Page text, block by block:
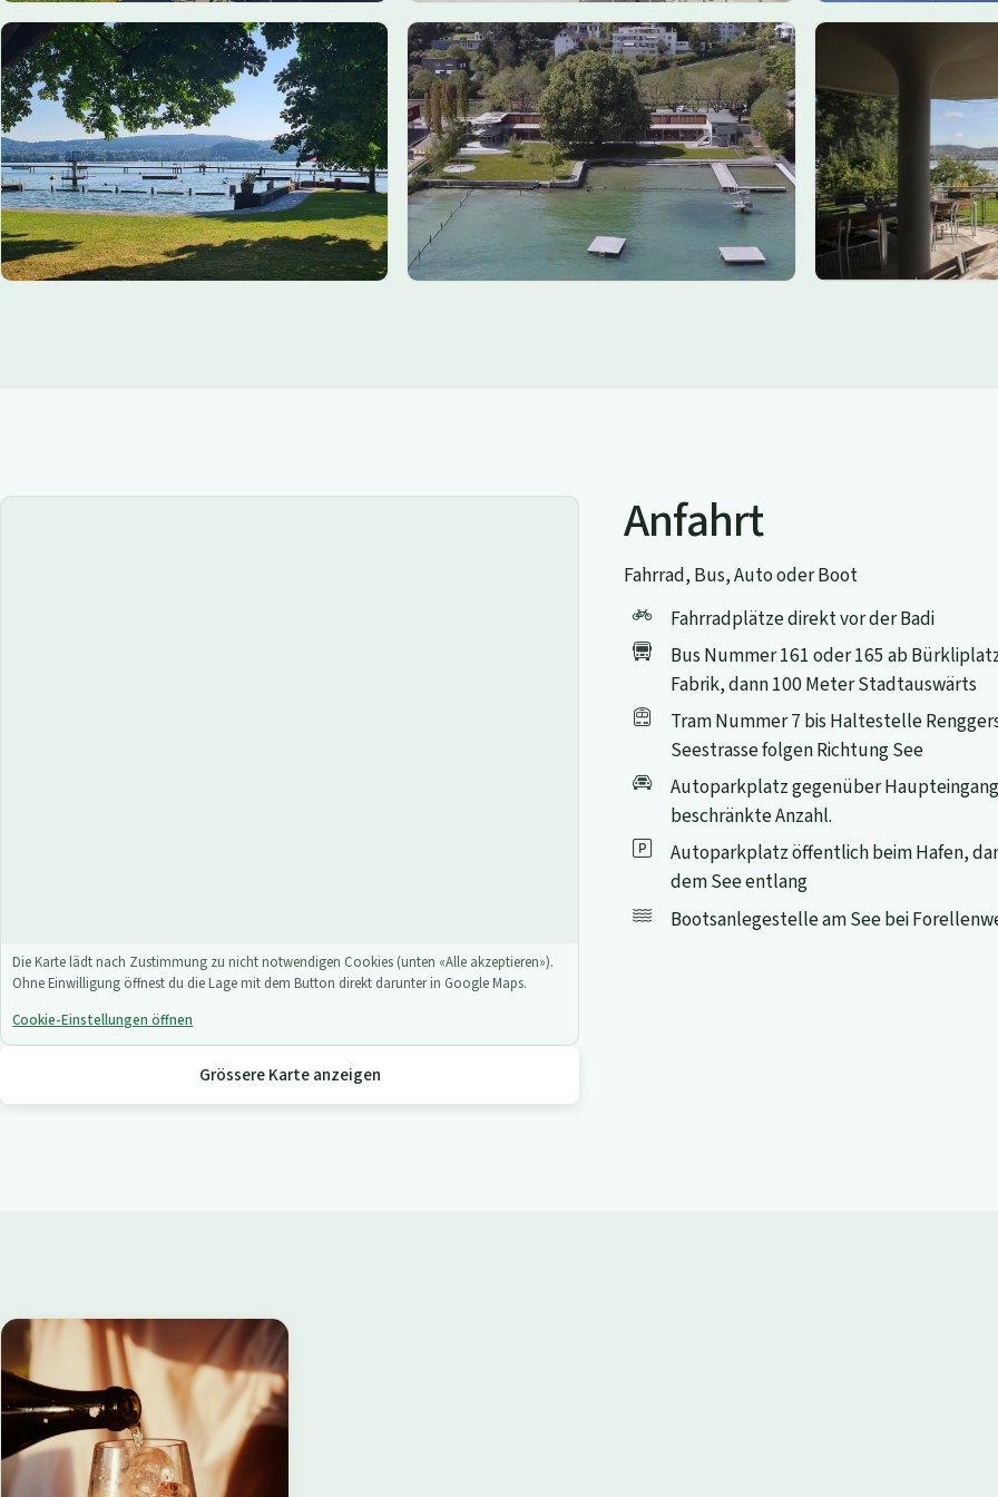
Die Karte lädt nach Zustimmung zu nicht notwendigen Cookies (unten «Alle akzeptieren»).
Ohne Einwilligung öffnest du die Lage mit dem Button direkt darunter in Google Maps.
Cookie-Einstellungen öffnen
Grössere Karte anzeigen
Anfahrt
Fahrrad, Bus, Auto oder Boot
Fahrradplätze direkt vor der Badi
Bus Nummer 161 oder 165 ab
Fabrik, dann 100 Meter Stadtauswärts
Tram Nummer 7 bis Haltestelle
Seestrasse folgen Richtung See
Autoparkplatz gegenüber
beschränkte Anzahl.
Autoparkplatz öffentlich beim Hafen,
dem See entlang
Bootsanlegestelle am See bei